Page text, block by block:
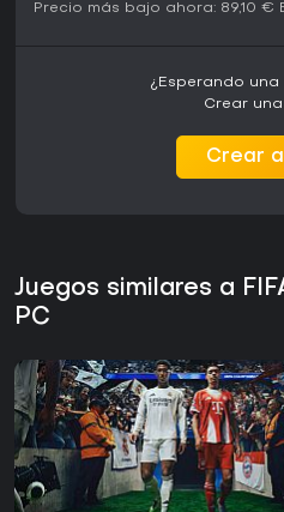
Precio más bajo ahora: 89,10 €
¿Esperando una
Crear
Crear
Juegos similares a
PC